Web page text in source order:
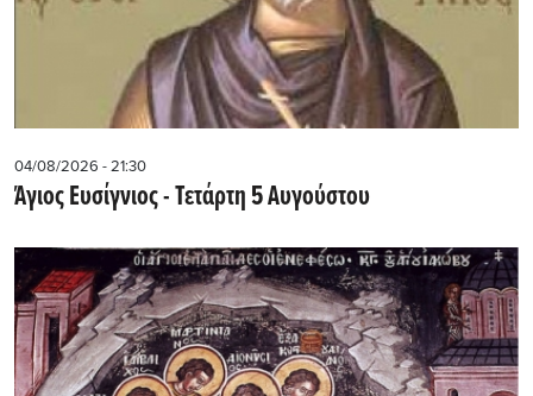
04/08/2026 - 21:30
Άγιος Ευσίγνιος - Τετάρτη 5 Αυγούστου